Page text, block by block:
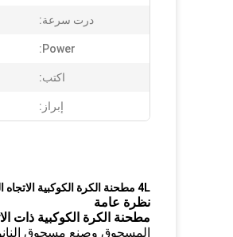
درت سرعة:
Power:
اكتب:
إبراز:
4L مطحنة الكرة الكوكبية الاتجاه الكامل حل حجب المسحوق ، الغرق والالتصاق
نظرة عامة
مطحنة الكرة الكوكبية ذات